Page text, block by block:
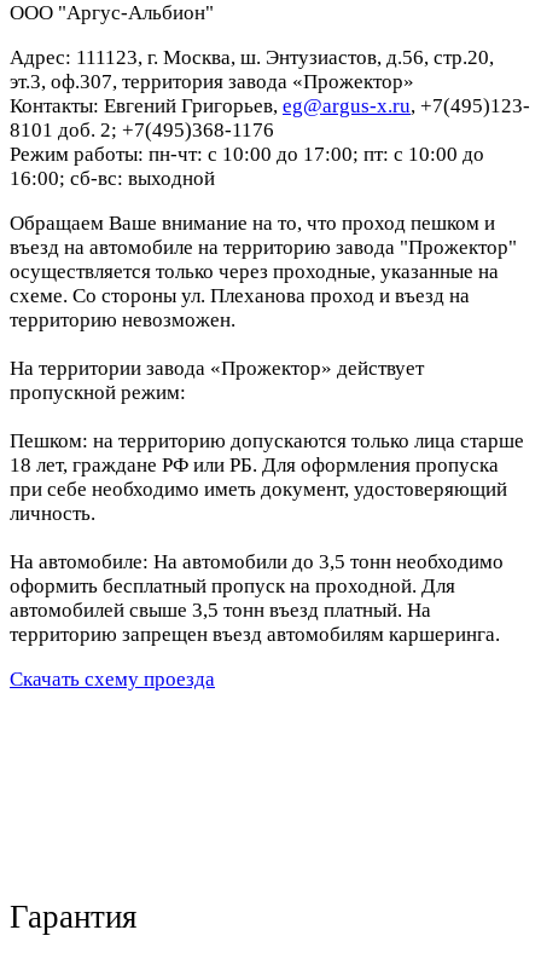
ООО "Аргус-Альбион"
Адрес: 111123, г. Москва, ш. Энтузиастов, д.56, стр.20,
эт.3, оф.307, территория завода «Прожектор»
Контакты: Евгений Григорьев, eg@argus-x.ru, +7(495)123-
8101 доб. 2; +7(495)368-1176
Режим работы: пн-чт: с 10:00 до 17:00; пт: с 10:00 до
16:00; сб-вс: выходной
Обращаем Ваше внимание на то, что проход пешком и
въезд на автомобиле на территорию завода "Прожектор"
осуществляется только через проходные, указанные на
схеме. Со стороны ул. Плеханова проход и въезд на
территорию невозможен.
На территории завода «Прожектор» действует
пропускной режим:
Пешком: на территорию допускаются только лица старше
18 лет, граждане РФ или РБ. Для оформления пропуска
при себе необходимо иметь документ, удостоверяющий
личность.
На автомобиле: На автомобили до 3,5 тонн необходимо
оформить бесплатный пропуск на проходной. Для
автомобилей свыше 3,5 тонн въезд платный. На
территорию запрещен въезд автомобилям каршеринга.
Скачать схему проезда
Гарантия